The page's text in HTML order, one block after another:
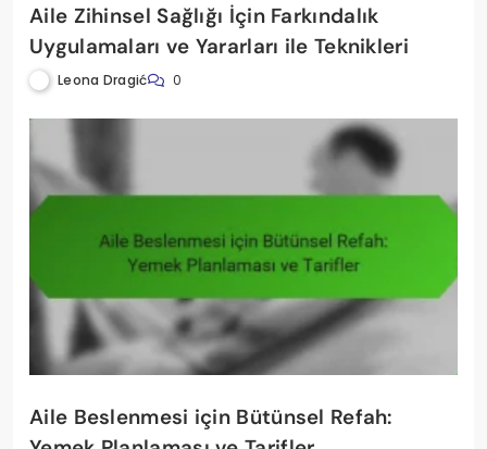
Aile Zihinsel Sağlığı İçin Farkındalık
Uygulamaları ve Yararları ile Teknikleri
Leona Dragić 0
Aile Beslenmesi için Bütünsel Refah: